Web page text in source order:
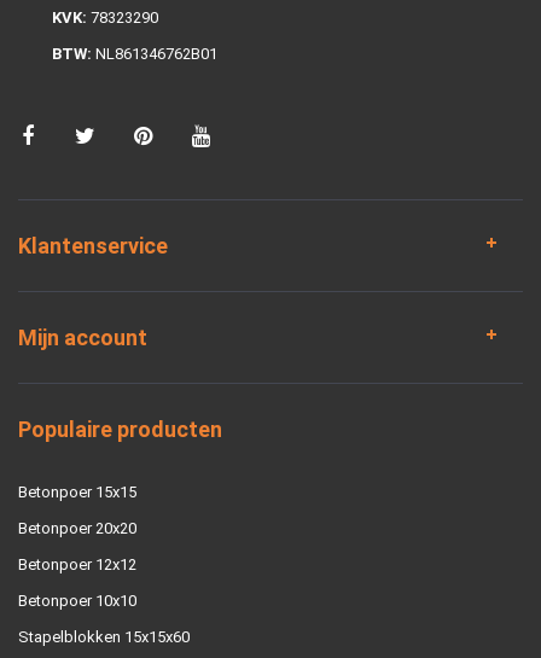
KVK: 78323290
BTW: NL861346762B01
Klantenservice
Mijn account
Populaire producten
Betonpoer 15x15
Betonpoer 20x20
Betonpoer 12x12
Betonpoer 10x10
Stapelblokken 15x15x60